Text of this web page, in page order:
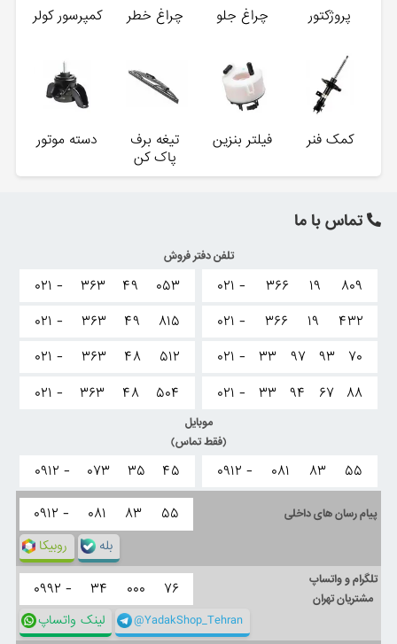
پروژکتور چراغ جلو چراغ خطر کمپرسور کولر
کمک فنر فیلتر بنزین
تیغه برف
پاک کن
دسته موتور
تماس با ما
تلفن دفتر فروش
۰۲۱ - ۳۶۶ ۱۹
۸۰۹
۰۲۱ -
۳۶۶ ۱۹
۴۳۲
۰۲۱ -
۳۳ ۹۷ ۹۳
۷۰
۰۲۱ -
۳۳ ۹۴ ۶۷ ۸۸
۰۲۱ - ۳۶۳ ۴۹
۰۵۳
۰۲۱ -
۳۶۳ ۴۹
۸۱۵
۰۲۱ -
۳۶۳ ۴۸
۵۱۲
۰۲۱ -
۳۶۳ ۴۸ ۵۰۴
موبایل
(فقط تماس)
۰۹۱۲ - ۰۸۱ ۸۳ ۵۵ ۰۹۱۲ - ۰۷۳ ۳۵ ۴۵
پیام رسان های داخلی ۰۹۱۲ - ۰۸۱ ۸۳ ۵۵
روبیکا بله
تلگرام و واتساپ
مشتریان تهران
۰۹۹۲ - ۳۴ ۰۰۰ ۷۶
لینک واتساپ @YadakShop_Tehran